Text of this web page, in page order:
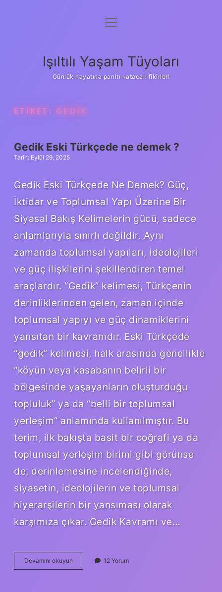
Anasayfa
Yasal Uyarı
menüyü
Işıltılı Yaşam Tüyoları
Günlük hayatına parıltı katacak fikirler!
ETIKET: GEDIK
Gedik Eski Türkçede ne demek ?
Tarih: Eylül 29, 2025
Gedik Eski Türkçede Ne Demek? Güç,
İktidar ve Toplumsal Yapı Üzerine Bir
Siyasal Bakış Kelimelerin gücü, sadece
anlamlarıyla sınırlı değildir. Aynı
zamanda toplumsal yapıları, ideolojileri
ve güç ilişkilerini şekillendiren temel
araçlardır. “Gedik” kelimesi, Türkçenin
derinliklerinden gelen, zaman içinde
toplumsal yapıyı ve güç dinamiklerini
yansıtan bir kavramdır. Eski Türkçede
“gedik” kelimesi, halk arasında genellikle
“köyün veya kasabanın belirli bir
bölgesinde yaşayanların oluşturduğu
topluluk” ya da “belli bir toplumsal
yerleşim” anlamında kullanılmıştır. Bu
terim, ilk bakışta basit bir coğrafi ya da
toplumsal yerleşim birimi gibi görünse
de, derinlemesine incelendiğinde,
siyasetin, ideolojilerin ve toplumsal
hiyerarşilerin bir yansıması olarak
karşımıza çıkar. Gedik Kavramı ve…
Devamını okuyun
Eski
12 Yorum